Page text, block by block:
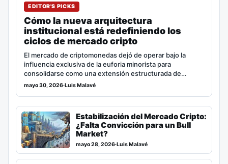
EDITOR'S PICKS
Cómo la nueva arquitectura
institucional está redefiniendo los
ciclos de mercado cripto
El mercado de criptomonedas dejó de operar bajo la
influencia exclusiva de la euforia minorista para
consolidarse como una extensión estructurada de…
mayo 30, 2026·Luis Malavé
Estabilización del Mercado Cripto:
¿Falta Convicción para un Bull
Market?
mayo 28, 2026·Luis Malavé